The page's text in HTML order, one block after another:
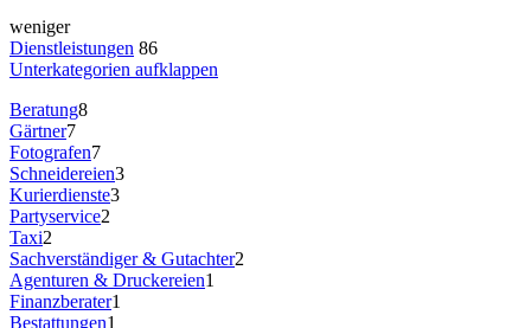
weniger
Dienstleistungen 86
Unterkategorien aufklappen
Beratung8
Gärtner7
Fotografen7
Schneidereien3
Kurierdienste3
Partyservice2
Taxi2
Sachverständiger & Gutachter2
Agenturen & Druckereien1
Finanzberater1
Bestattungen1